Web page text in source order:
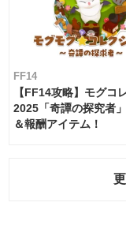
FF14
【FF14攻略】モグコ
2025「奇譚の探究者
＆報酬アイテム！